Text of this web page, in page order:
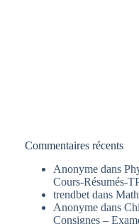
Commentaires récents
Anonyme dans
Cours-Résumés-
trendbet dans
Anonyme dans
Consignes –